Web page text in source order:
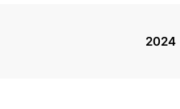
2024